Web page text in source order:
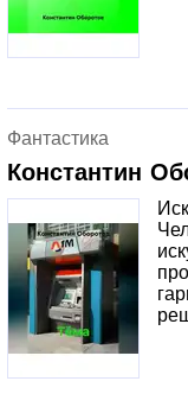
Фантастика
Константин